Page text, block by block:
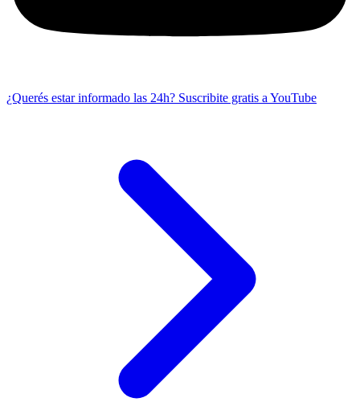
¿Querés estar informado las 24h? Suscribite gratis a YouTube